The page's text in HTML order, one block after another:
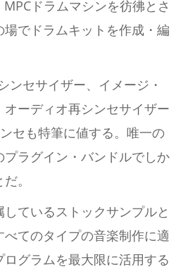
MPCドラムマシンを彷彿とさ
でドラムキットを作成・編
ンセサイザー、イメージ・
オーディオ再シンセサイザー
セも特筆に値する。唯一の
プラグイン・バンドルでしか
。
ているストックサンプルと
てのタイプの音楽制作に適
ログラムを最大限に活用する